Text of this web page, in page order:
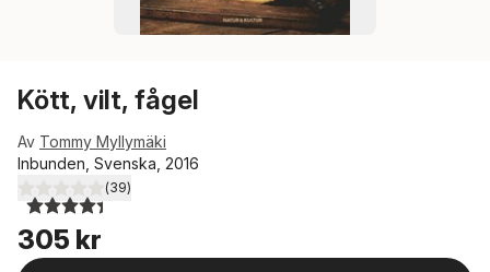
Kött, vilt, fågel
Av Tommy Myllymäki
Inbunden, Svenska, 2016
4,4utav 5 stjärnor. Totalt antal röster:
(39)
305 kr